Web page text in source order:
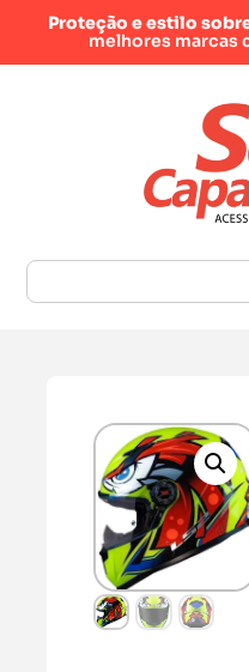
Proteção e estilo
melhores marcas